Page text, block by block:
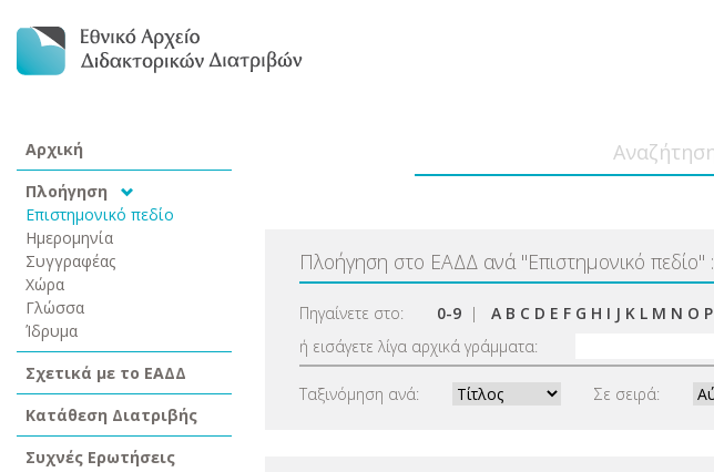
Αρχική
Πλοήγηση
Επιστημονικό πεδίο
Ημερομηνία
Συγγραφέας
Χώρα
Γλώσσα
Ίδρυμα
Σχετικά με το ΕΑΔΔ
Κατάθεση Διατριβής
Συχνές Ερωτήσεις
Πλοήγηση στο ΕΑΔΔ ανά "Επιστημονικό πεδίο" :
Πηγαίνετε στο: 0-9 | A B C D E F G H I J K L M N O P
ή εισάγετε λίγα αρχικά γράμματα:
Ταξινόμηση ανά: Σε σειρά: